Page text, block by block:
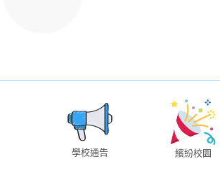
學校通告 繽紛校園